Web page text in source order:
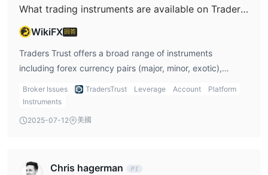
What trading instruments are available on Traders Trust?
WikiFX 回答
Traders Trust offers a broad range of instruments
including forex currency pairs (major, minor, exotic),
stocks from global companies, indices representing
bundles of shares, metals like gold and silver,
Brent. This diverse offering enables traders to build
Broker Issues TradersTrust Leverage Account
Platform
Instruments
2025-07-12 美國
Chris hagerman